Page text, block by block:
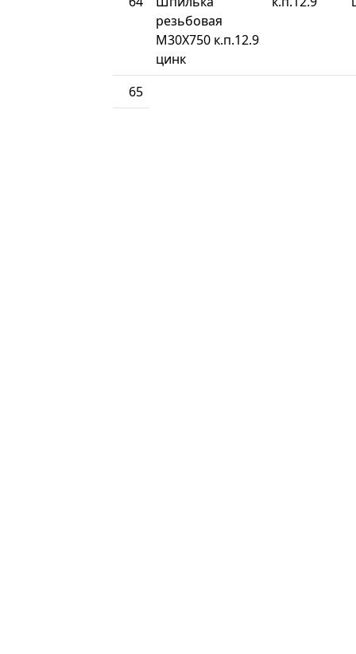
резьбовая
М30Х750 к.п.12.9
цинк
65